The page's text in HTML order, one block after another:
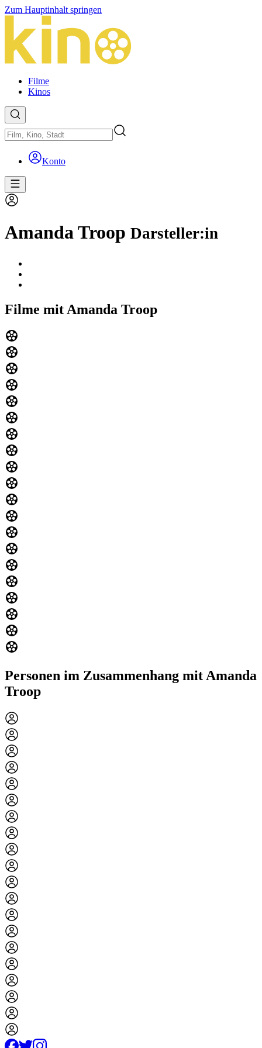
Zum Hauptinhalt springen
Filme
Kinos
Konto
Amanda Troop Darsteller:in
Filme mit Amanda Troop
Personen im Zusammenhang mit Amanda
Troop